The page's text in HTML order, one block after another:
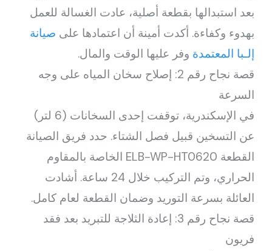
بعد استبدالها بقطعة أصلية، عادت الغسالة للعمل
بهدوء وكفاءة. أكدت أمينة أن اعتمادها على صيانة
إلـبا المعتمدة وفر عليها الوقت والمال.
قصة نجاح رقم 2: إصلاح سخان المياه على وجه
السرعة
في الإسكندرية، توقفت إحدى السخانات (6 لتر)
عن التسخين قبيل فصل الشتاء. حدد فريق الصيانة
القطعة ELB-WP-HT0620 الخاصة بالمقاوم
الحراري، وتم التركيب خلال 24 ساعة. أشادت
العائلة بسرعة التوريد وضمان القطعة لعام كامل.
قصة نجاح رقم 3: إعادة الثلاجة للتبريد بعد فقد
فريون